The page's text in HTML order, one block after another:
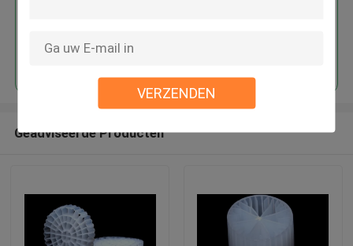
VERZENDEN
Geadviseerde Producten